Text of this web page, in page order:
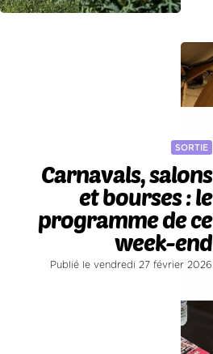
SORTIE
Carnavals, salons
et bourses : le
programme de ce
week-end
Publié le vendredi 27 février 2026